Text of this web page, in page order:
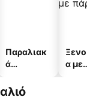
Παραλιακ
ά
α
α με